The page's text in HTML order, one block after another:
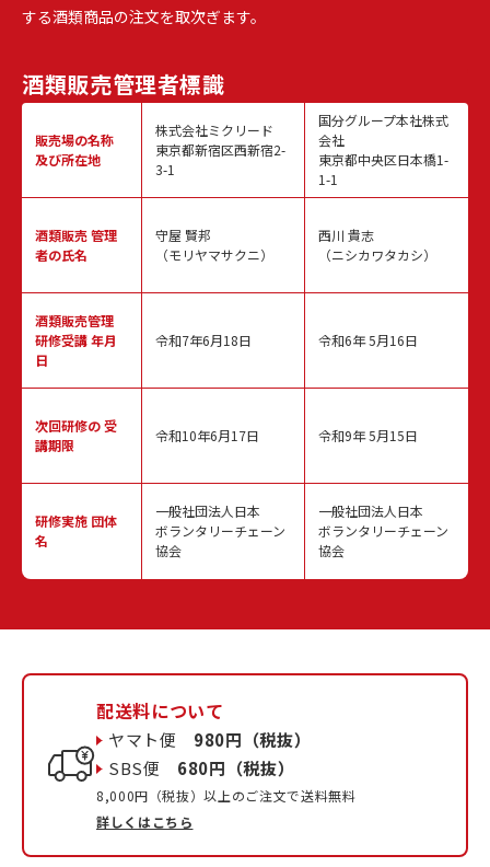
する酒類商品の注文を取次ぎます。
酒類販売管理者標識
販売場の名称
及び所在地
酒類販売管理
者の氏名
酒類販売管理
研修受講 年月
日
次回研修の受
講期限
研修実施 団体
名
株式会社ミクリード
東京都新宿区西新宿2-
3-1
守屋 賢邦
（モリヤマサクニ）
令和7年6月18日
令和10年6月17日
一般社団法人日本
ボランタリーチェーン
協会
国分グループ本社株式
会社
東京都中央区日本橋1-
1-1
西川 貴志
（ニシカワタカシ）
令和6年 5月16日
令和9年 5月15日
一般社団法人日本
ボランタリーチェーン
協会
配送料について
ヤマト便 980円（税抜）
SBS便 680円（税抜）
8,000円（税抜）以上のご注文で送料無料
詳しくはこちら